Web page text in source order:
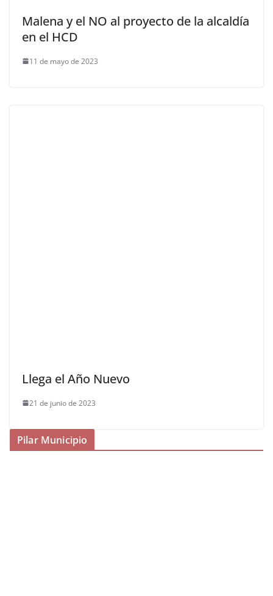
Malena y el NO al proyecto de la alcaldía
en el HCD
11 de mayo de 2023
Llega el Año Nuevo
21 de junio de 2023
Pilar Municipio